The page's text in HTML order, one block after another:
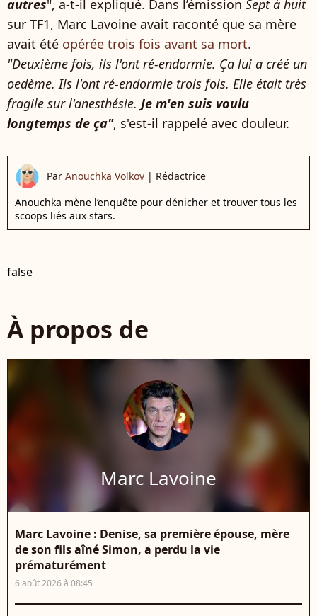
autres", a-t-il expliqué. Dans l’émission Sept à huit
sur TF1, Marc Lavoine avait raconté que sa mère
avait été opérée trois fois avant sa mort.
"Deuxième fois, ils l'ont ré-endormie. Ça lui a créé un
oedème. Ils l'ont ré-endormie trois fois. Elle était très
fragile sur l'anesthésie. Je m'en suis voulu
longtemps de ça", s'est-il rappelé avec douleur.
Par Anouchka Volkov | Rédactrice
Anouchka mène l’enquête pour dénicher et trouver tous les
scoops liés aux stars.
false
À propos de
Marc Lavoine
Marc Lavoine : Denise, sa première épouse, mère
de son fils aîné Simon, a perdu la vie
prématurément
6 août 2026 à 08:45